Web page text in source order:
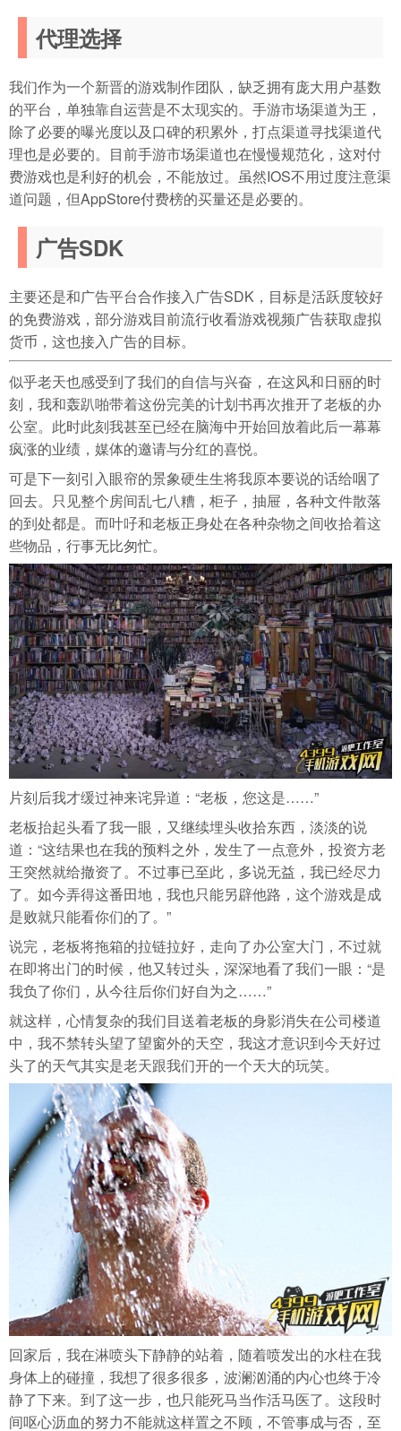
代理选择
我们作为一个新晋的游戏制作团队，缺乏拥有庞大用户基数
的平台，单独靠自运营是不太现实的。手游市场渠道为王，
除了必要的曝光度以及口碑的积累外，打点渠道寻找渠道代
理也是必要的。目前手游市场渠道也在慢慢规范化，这对付
费游戏也是利好的机会，不能放过。虽然IOS不用过度注意渠
道问题，但AppStore付费榜的买量还是必要的。
广告SDK
主要还是和广告平台合作接入广告SDK，目标是活跃度较好
的免费游戏，部分游戏目前流行收看游戏视频广告获取虚拟
货币，这也接入广告的目标。
似乎老天也感受到了我们的自信与兴奋，在这风和日丽的时
刻，我和轰趴啪带着这份完美的计划书再次推开了老板的办
公室。此时此刻我甚至已经在脑海中开始回放着此后一幕幕
疯涨的业绩，媒体的邀请与分红的喜悦。
可是下一刻引入眼帘的景象硬生生将我原本要说的话给咽了
回去。只见整个房间乱七八糟，柜子，抽屉，各种文件散落
的到处都是。而叶吇和老板正身处在各种杂物之间收拾着这
些物品，行事无比匆忙。
片刻后我才缓过神来诧异道：“老板，您这是……”
老板抬起头看了我一眼，又继续埋头收拾东西，淡淡的说
道：“这结果也在我的预料之外，发生了一点意外，投资方老
王突然就给撤资了。不过事已至此，多说无益，我已经尽力
了。如今弄得这番田地，我也只能另辟他路，这个游戏是成
是败就只能看你们的了。”
说完，老板将拖箱的拉链拉好，走向了办公室大门，不过就
在即将出门的时候，他又转过头，深深地看了我们一眼：“是
我负了你们，从今往后你们好自为之……”
就这样，心情复杂的我们目送着老板的身影消失在公司楼道
中，我不禁转头望了望窗外的天空，我这才意识到今天好过
头了的天气其实是老天跟我们开的一个天大的玩笑。
回家后，我在淋喷头下静静的站着，随着喷发出的水柱在我
身体上的碰撞，我想了很多很多，波澜汹涌的内心也终于冷
静了下来。到了这一步，也只能死马当作活马医了。这段时
间呕心沥血的努力不能就这样置之不顾，不管事成与否，至